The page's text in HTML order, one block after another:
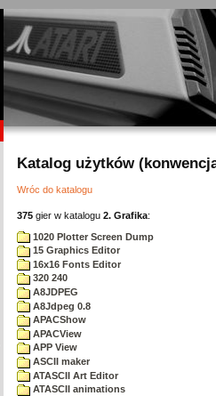
Katalog użytków
Wróc do katalogu
375 gier w katalogu 2. Grafika:
1020 Plotter Screen Dump
15 Graphics Editor
16x16 Fonts Editor
320 240
A8JDPEG
A8Jdpeg 0.8
APACShow
APACView
APP View
ASCII maker
ATASCII Art Editor
ATASCII animations